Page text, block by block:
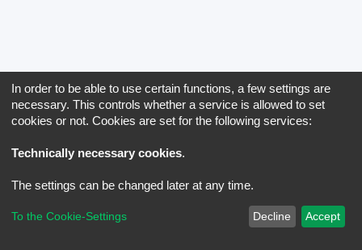
In order to be able to use certain functions, a few settings are
necessary. This controls whether a service is allowed to set
cookies or not. Cookies are set for the following services:
Technically necessary cookies.
The settings can be changed later at any time.
To the Cookie-Settings Decline Accept